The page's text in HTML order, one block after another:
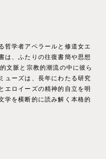
哲学者アベラールと修道女エ
は、ふたりの往復書簡や思想
文脈と宗教的潮流の中に彼ら
ューズは、長年にわたる研究
エロイーズの精神的自立を明
学を横断的に読み解く本格的